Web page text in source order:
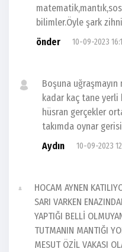
bilimler.Öyle şark
önder
10-09-2023
Boşuna uğraşmayın
kadar kaç tane yerli
hüsran gerçekler
takımda oynar
Aydın
10-09-2023
HOCAM AYNEN
SARI VARKEN
YAPTIĞI BELLİ
TUTMANIN MANTIĞI
MESUT ÖZİL VAKASI